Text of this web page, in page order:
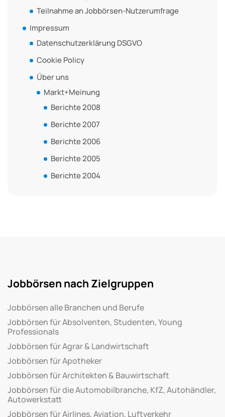
Teilnahme an Jobbörsen-Nutzerumfrage
Impressum
Datenschutzerklärung DSGVO
Cookie Policy
Über uns
Markt+Meinung
Berichte 2008
Berichte 2007
Berichte 2006
Berichte 2005
Berichte 2004
Jobbörsen nach Zielgruppen
Jobbörsen alle Branchen und Berufe
Jobbörsen für Absolventen, Studenten, Young
Professionals
Jobbörsen für Agrar & Landwirtschaft
Jobbörsen für Apotheker
Jobbörsen für Architekten & Bauwirtschaft
Jobbörsen für die Automobilbranche, KfZ, Autohändler,
Autowerkstatt
Jobbörsen für Airlines, Aviation, Luftverkehr